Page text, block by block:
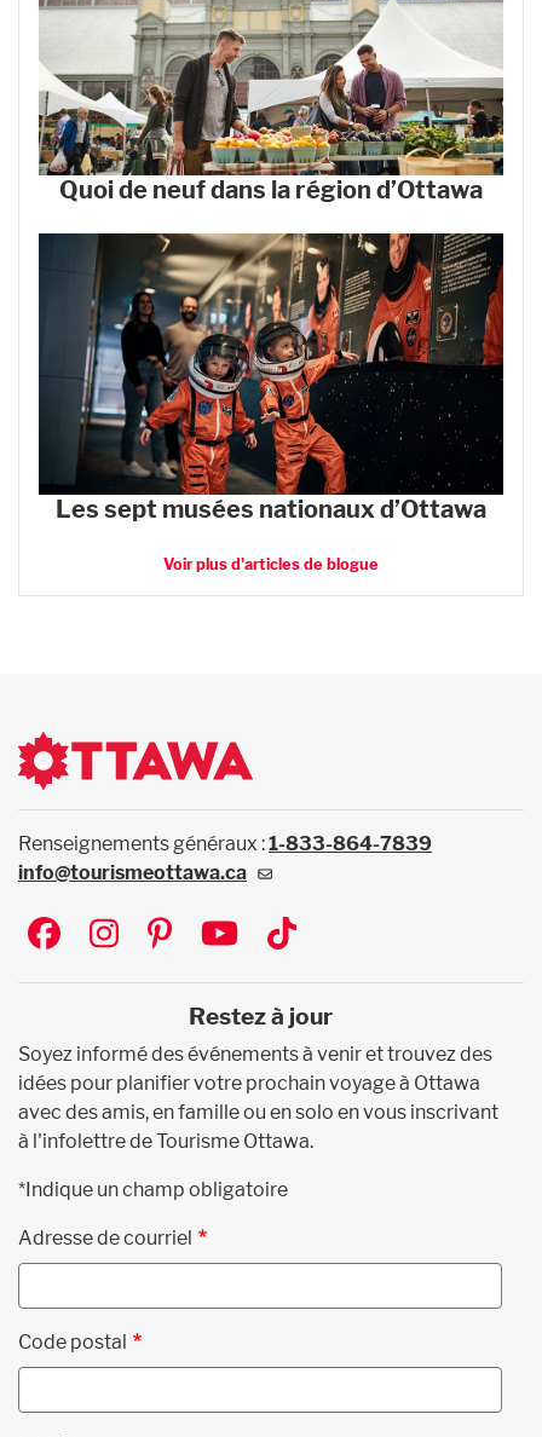
Quoi de neuf dans la région d’Ottawa
Les sept musées nationaux d’Ottawa
Voir plus d'articles de blogue
Renseignements généraux :1-833-864-7839
info@tourismeottawa.ca
Social
Restez à jour
Soyez informé des événements à venir et trouvez des
idées pour planifier votre prochain voyage à Ottawa
avec des amis, en famille ou en solo en vous inscrivant
à l'infolettre de Tourisme Ottawa.
*Indique un champ obligatoire
Adresse de courriel
Code postal